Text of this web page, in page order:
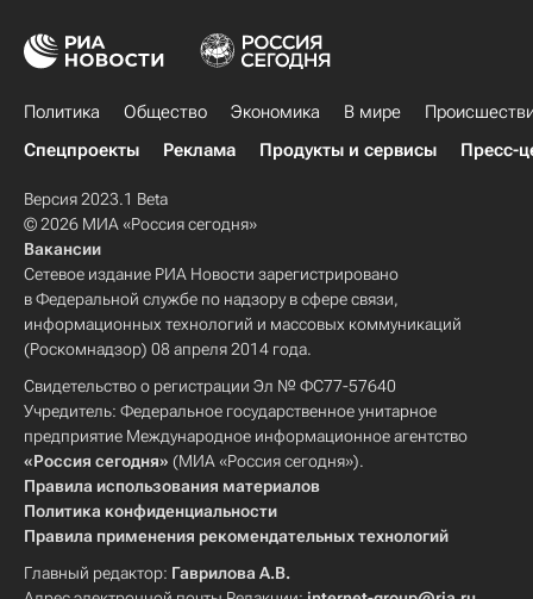
Политика Общество Экономика В мире
Спецпроекты
Реклама Продукты и сервисы Пресс-
Версия 2023.1 Beta
© 2026 МИА «Россия сегодня»
Вакансии
Сетевое издание РИА Новости зарегистрировано
в Федеральной службе по надзору в сфере связи,
информационных технологий и массовых коммуникаций
(Роскомнадзор) 08 апреля 2014 года.
Свидетельство о регистрации Эл № ФС77-57640
Учредитель: Федеральное государственное унитарное
предприятие Международное информационное агентство
«Россия сегодня» (МИА «Россия сегодня»).
Правила использования материалов
Политика конфиденциальности
Правила применения рекомендательных технологий
Главный редактор: Гаврилова А.В.